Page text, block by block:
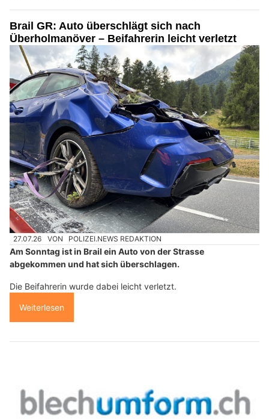
Brail GR: Auto überschlägt sich nach
Überholmanöver – Beifahrerin leicht verletzt
27.07.26 VON POLIZEI.NEWS REDAKTION
Am Sonntag ist in Brail ein Auto von der Strasse
abgekommen und hat sich überschlagen.
Die Beifahrerin wurde dabei leicht verletzt.
Weiterlesen